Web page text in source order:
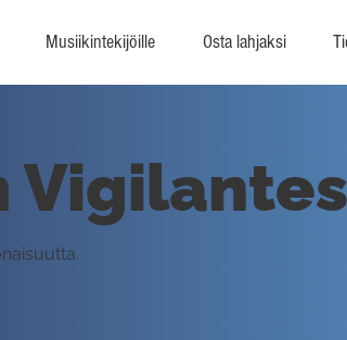
Musiikintekijöille Osta lahjaksi